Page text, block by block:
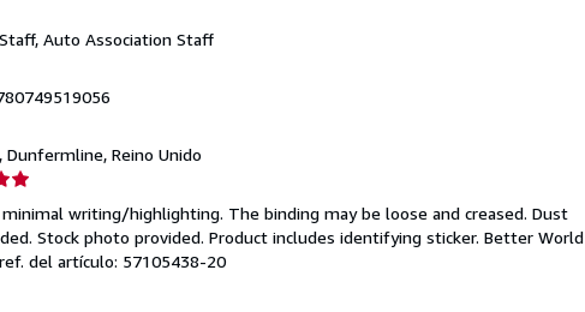
Auto Association Staff
, Dunfermline, Reino Unido
minimal writing/highlighting. The binding may be loose and creased. Dust
Stock photo provided. Product includes identifying sticker. Better World
del artículo: 57105438-20